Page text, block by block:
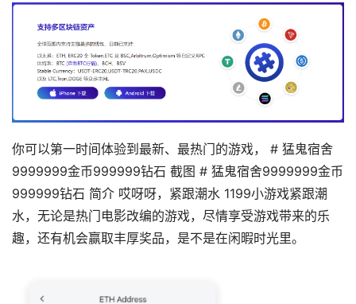
你可以第一时间体验到最新、最热门的游戏， # 猛鬼宿舍
9999999金币999999钻石 截图 # 猛鬼宿舍9999999金币
999999钻石 简介 哎呀呀，紧跟潮水 1199小游戏紧跟潮
水，无论是热门电影改编的游戏，尽情享受游戏带来的乐
趣，还有机会赢取丰厚奖品，是不是在闲暇时光里。